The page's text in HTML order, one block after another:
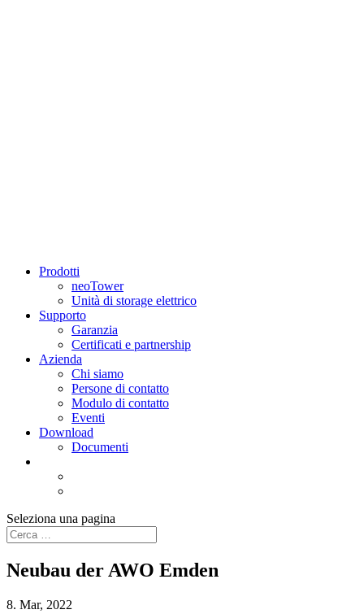
Prodotti
neoTower
Unità di storage elettrico
Supporto
Garanzia
Certificati e partnership
Azienda
Chi siamo
Persone di contatto
Modulo di contatto
Eventi
Download
Documenti
Seleziona una pagina
Neubau der AWO Emden
8. Mar, 2022